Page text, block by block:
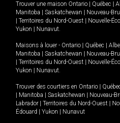
Trouver une maison Ontario Québec
Manitoba
Saskatchewan Nouveau-
Territoires du Nord-Ouest Nouvelle-
Yukon
Nunavut.
Maisons à louer - Ontario Québec
Manitoba
Saskatchewan Nouveau-
Territoires du Nord-Ouest Nouvelle-
Yukon
Nunavut.
Trouver des courtiers en Ontario
Manitoba Saskatchewan Nouveau-
Labrador
Territoires du Nord-Ouest
Édouard
Yukon Nunavut